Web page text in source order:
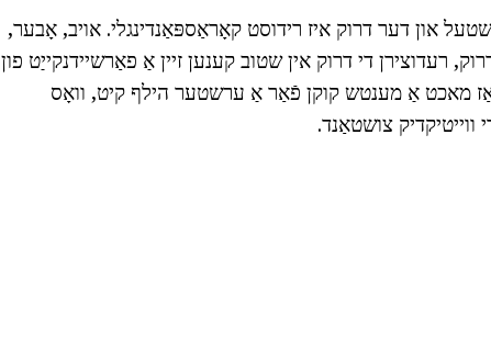
און דער דרוק איז רידוסט קאָראַספּאַנדינגלי. אויב, אָבער,
רעדוצירן די דרוק אין שטוב קענען זיין אַ פאַרשיידנקייַט פון
אַז מאכט אַ מענטש קוקן פֿאַר אַ ערשטער הילף קיט, וואָס
צושטאַנד.